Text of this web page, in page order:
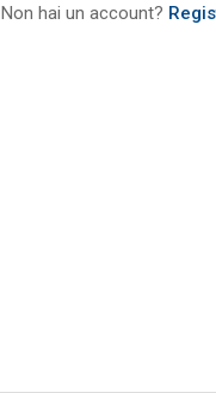
Non hai un account?